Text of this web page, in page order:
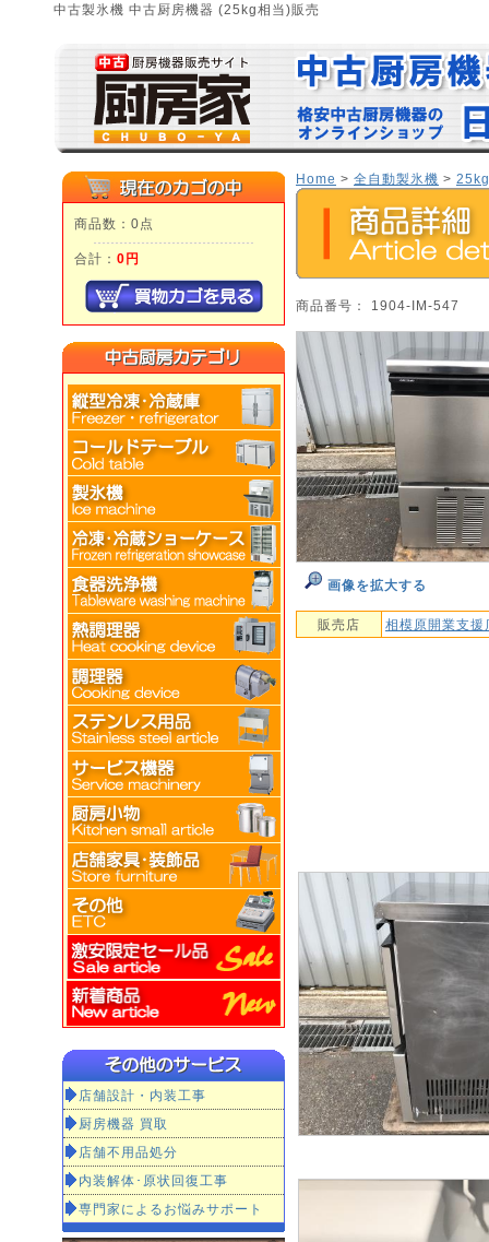
中古製氷機 中古厨房機器 (25kg相当)販売
商品数：0点
合計： 0円
店舗設計・内装工事
厨房機器 買取
店舗不用品処分
内装解体･原状回復工事
専門家によるお悩みサポート
Home > 全自動製氷機 >
商品番号： 1904-IM-547
画像を拡大する
販売店 相模原開業支援